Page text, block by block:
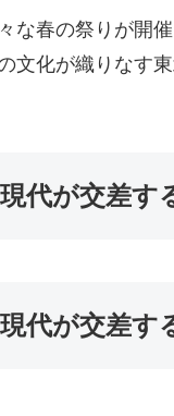
な春の祭りが開
文化が織りなす
代が交差す
代が交差す